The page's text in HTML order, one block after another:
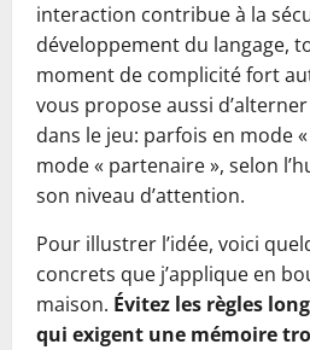
interaction contribue à la
développement du langage,
moment de complicité fort
vous propose aussi
dans le jeu: parfois en mode
mode « partenaire », selon
son niveau d’attention.
Pour illustrer l’idée, voici
concrets que j’applique en
maison. Évitez les règles
qui exigent une mémoire